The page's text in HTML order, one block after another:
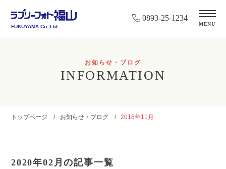
FUKUYAMA Co.,Ltd.
0893-25-1234
MENU
お知らせ・ブログ
INFORMATION
トップページ お知らせ・ブログ 2018年11月
2020年02月の記事一覧